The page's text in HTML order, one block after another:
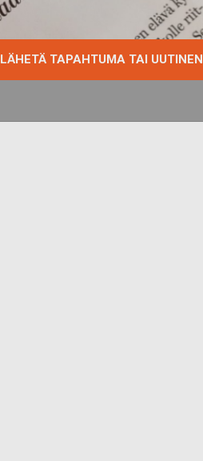
LÄHETÄ TAPAHTUMA TAI UUTINEN